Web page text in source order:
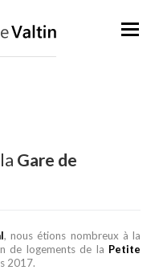
Gare de
, nous étions nombreux à la
de logements de la Petite
2017.